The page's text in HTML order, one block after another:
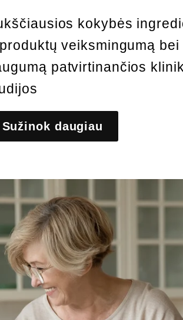
kokybės
veiksmingumą bei
patvirtinančios
Sužinok daugiau